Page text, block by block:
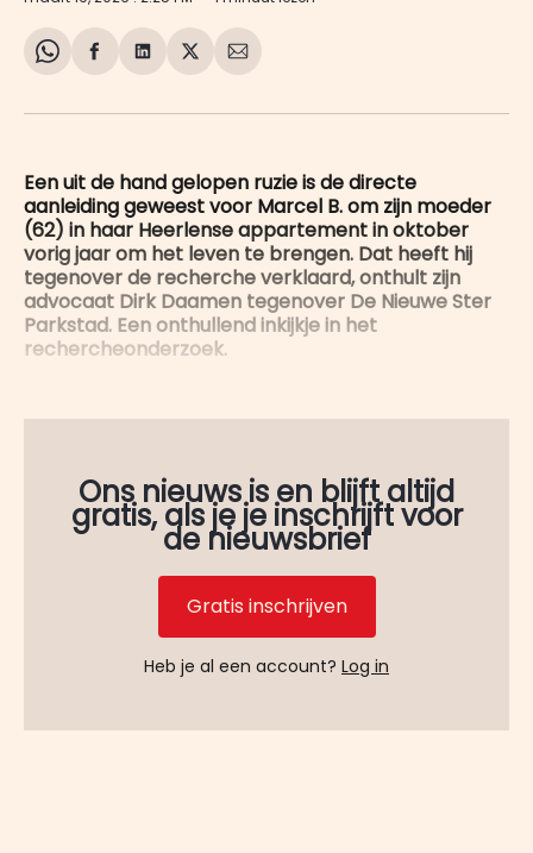
Share
WhatsApp
Delen
Facebook
Delen
LinkedIn
Share
X
Deel
E-
Een uit de hand gelopen ruzie is de directe
aanleiding geweest voor Marcel B. om zijn moeder
(62) in haar Heerlense appartement in oktober
vorig jaar om het leven te brengen. Dat heeft hij
tegenover de recherche verklaard, onthult zijn
advocaat Dirk Daamen tegenover De Nieuwe Ster
Parkstad. Een onthullend inkijkje in het
rechercheonderzoek.
Ons nieuws is en blijft altijd
gratis, als je je inschrijft voor
de nieuwsbrief
Gratis inschrijven
Heb je al een account? Log in